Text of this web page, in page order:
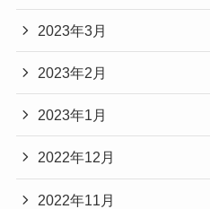
2023年3月
2023年2月
2023年1月
2022年12月
2022年11月